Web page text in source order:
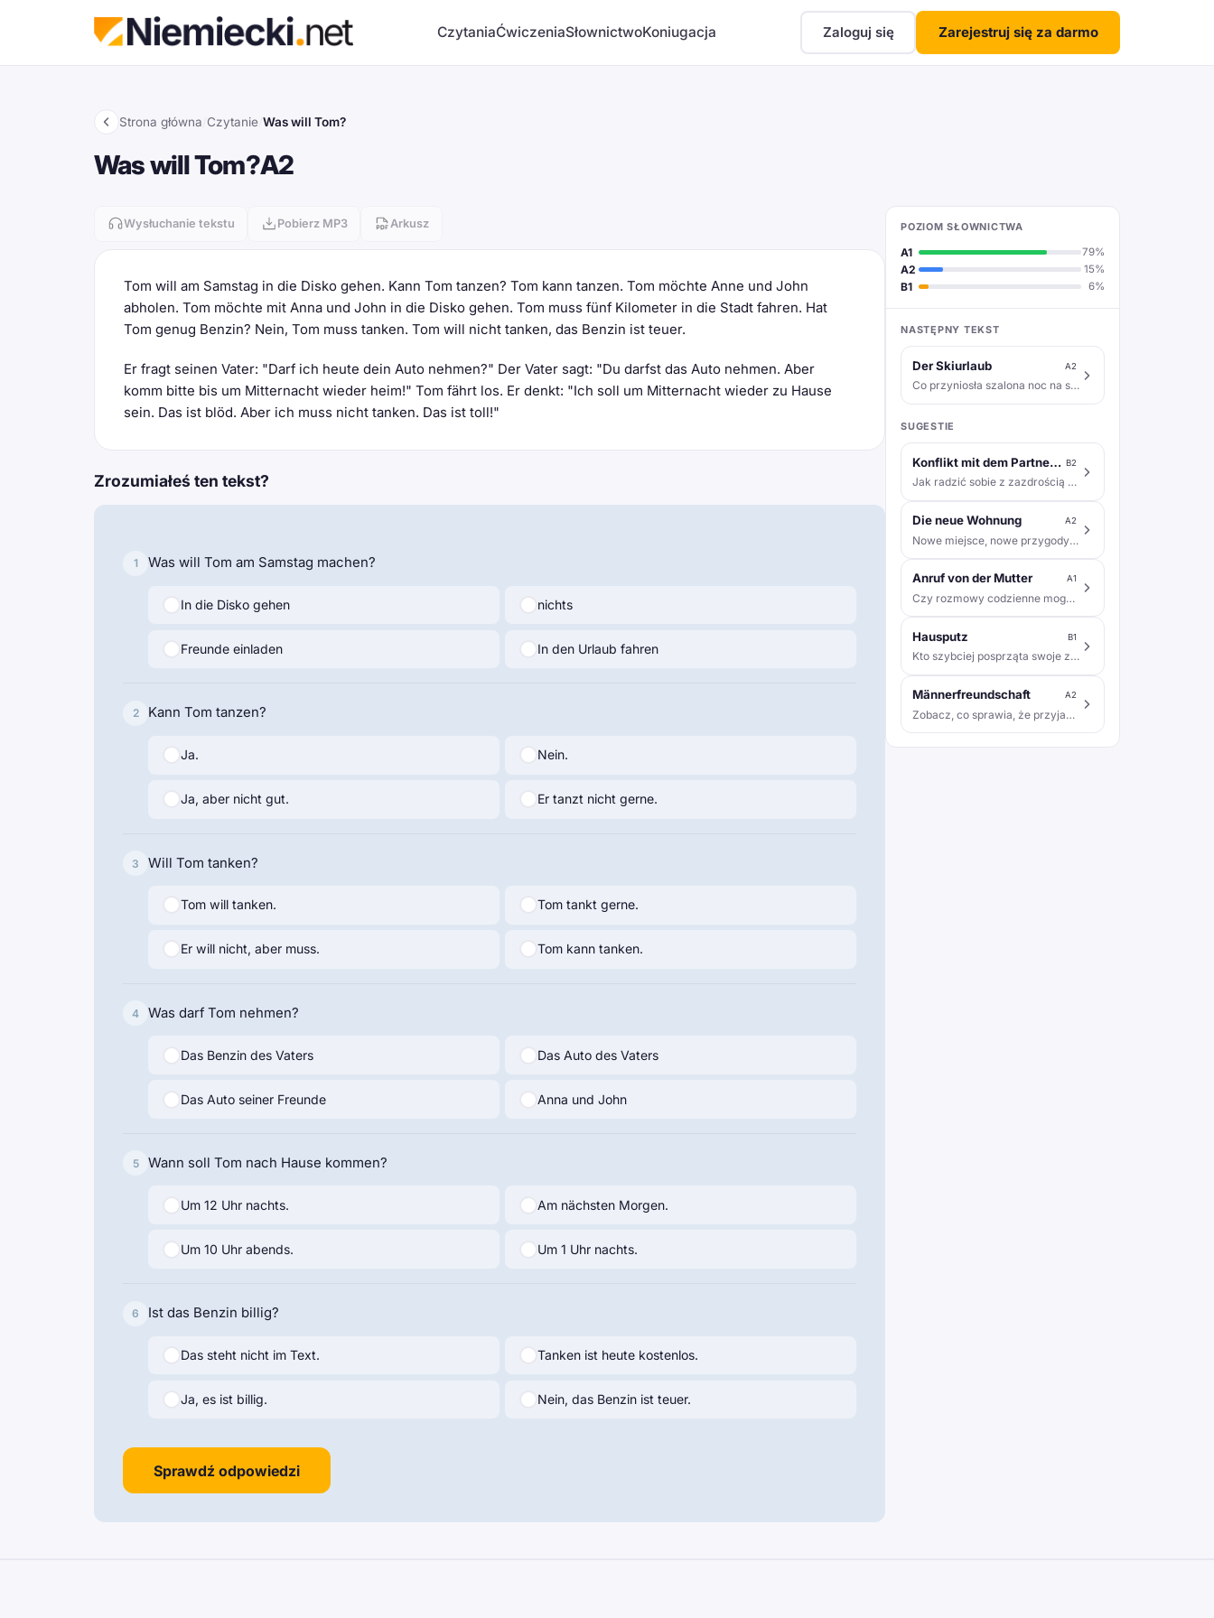
CzytaniaĆwiczeniaSłownictwoKoniugacja Zaloguj się Zarejestruj się za darmo
Strona główna Czytanie Was will Tom?
Was will Tom?A2
Wysłuchanie tekstu Pobierz MP3 Arkusz
Tom will am Samstag in die Disko gehen. Kann Tom tanzen? Tom kann tanzen. Tom möchte Anne und John
abholen. Tom möchte mit Anna und John in die Disko gehen. Tom muss fünf Kilometer in die Stadt fahren. Hat
Tom genug Benzin? Nein, Tom muss tanken. Tom will nicht tanken, das Benzin ist teuer.
Er fragt seinen Vater: "Darf ich heute dein Auto nehmen?" Der Vater sagt: "Du darfst das Auto nehmen. Aber
komm bitte bis um Mitternacht wieder heim!" Tom fährt los. Er denkt: "Ich soll um Mitternacht wieder zu Hause
sein. Das ist blöd. Aber ich muss nicht tanken. Das ist toll!"
Zrozumiałeś ten tekst?
1 Was will Tom am Samstag machen?
In die Disko gehen nichts
Freunde einladen In den Urlaub fahren
2 Kann Tom tanzen?
Ja. Nein.
Ja, aber nicht gut. Er tanzt nicht gerne.
3 Will Tom tanken?
Tom will tanken. Tom tankt gerne.
Er will nicht, aber muss. Tom kann tanken.
4 Was darf Tom nehmen?
Das Benzin des Vaters Das Auto des Vaters
Das Auto seiner Freunde Anna und John
5 Wann soll Tom nach Hause kommen?
Um 12 Uhr nachts. Am nächsten Morgen.
Um 10 Uhr abends. Um 1 Uhr nachts.
6 Ist das Benzin billig?
Das steht nicht im Text. Tanken ist heute kostenlos.
Ja, es ist billig. Nein, das Benzin ist teuer.
Sprawdź odpowiedzi
POZIOM SŁOWNICTWA
A1 79%
A2 15%
B1 6%
NASTĘPNY TEKST
Der Skiurlaub A2
Co przyniosła szalona noc na stoku?
SUGESTIE
Konflikt mit dem Partner wegen Eifersucht B2
Jak radzić sobie z zazdrością w związku?
Die neue Wohnung A2
Nowe miejsce, nowe przygody i niespodzianki czekają!
Anruf von der Mutter A1
Czy rozmowy codzienne mogą być pełne ciepła?
Hausputz B1
Kto szybciej posprząta swoje zadanie dzisiaj?
Männerfreundschaft A2
Zobacz, co sprawia, że przyjaźń jest wyjątkowa!